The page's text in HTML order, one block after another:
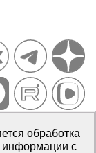
2007–2026
обработка
информации с